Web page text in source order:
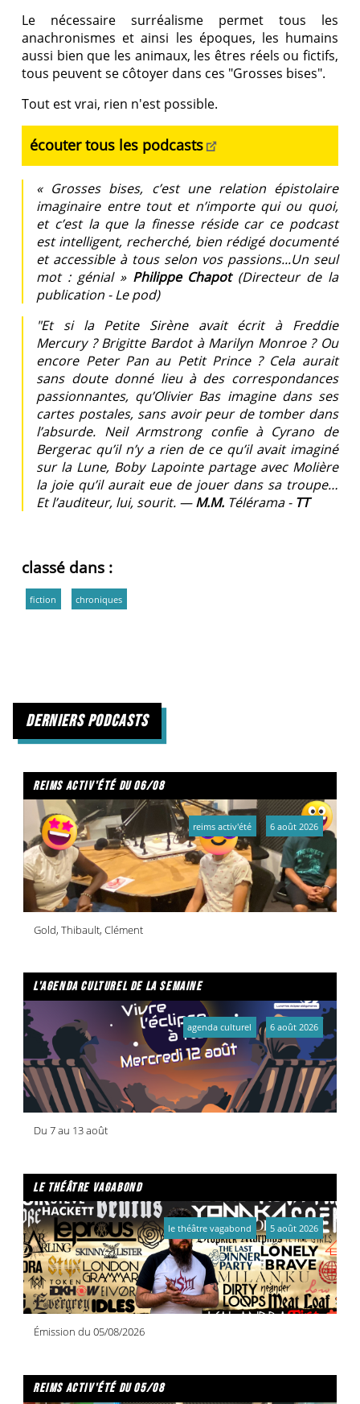
Le nécessaire surréalisme permet tous les
anachronismes et ainsi les époques, les humains
aussi bien que les animaux, les êtres réels ou fictifs,
tous peuvent se côtoyer dans ces "Grosses bises".
Tout est vrai, rien n'est possible.
écouter tous les podcasts
« Grosses bises, c’est une relation épistolaire
imaginaire entre tout et n’importe qui ou quoi,
et c’est la que la finesse réside car ce podcast
est intelligent, recherché, bien rédigé documenté
et accessible à tous selon vos passions...Un seul
mot : génial » Philippe Chapot(Directeur de la
publication - Le pod)
"Et si la Petite Sirène avait écrit à Freddie
Mercury ? Brigitte Bardot à Marilyn Monroe ? Ou
encore Peter Pan au Petit Prince ? Cela aurait
sans doute donné lieu à des correspondances
passionnantes, qu’Olivier Bas imagine dans ses
cartes postales, sans avoir peur de tomber dans
l’absurde. Neil Armstrong confie à Cyrano de
Bergerac qu’il n’y a rien de ce qu’il avait imaginé
sur la Lune, Boby Lapointe partage avec Molière
la joie qu’il aurait eue de jouer dans sa troupe…
Et l’auditeur, lui, sourit. —M.M. Télérama - TT
classé dans :
fiction chroniques
derniers podcasts
reims activ'été du 06/08
Gold, Thibault, Clément
reims activ'été 6 août 2026
l'agenda culturel de la semaine
Du 7 au 13 août
agenda culturel 6 août 2026
le théâtre vagabond
Émission du 05/08/2026
le théâtre vagabond 5 août 2026
reims activ'été du 05/08